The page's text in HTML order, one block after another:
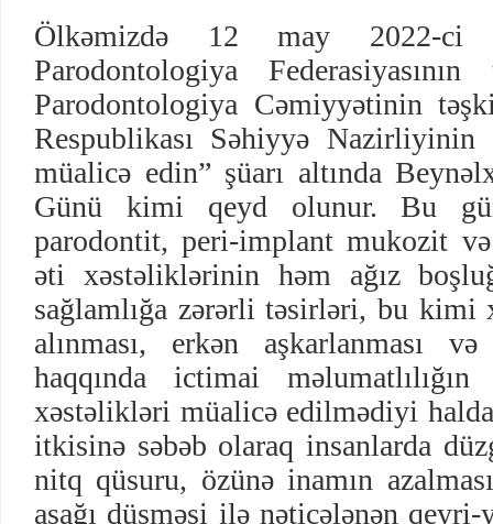
Ölkəmizdə 12 may 2022-
Parodontologiya Federasiyasının
Parodontologiya Cəmiyyətinin
Respublikası Səhiyyə
müalicə edin” şüarı altında
Günü kimi qeyd olunur. Bu
parodontit, peri-implant mukozit
əti xəstəliklərinin həm ağız
sağlamlığa zərərli təsirləri, bu kimi
alınması, erkən aşkarlanması
haqqında ictimai
xəstəlikləri müalicə edilmədiyi
itkisinə səbəb olaraq insanlarda
nitq qüsuru, özünə inamın
aşağı düşməsi ilə nəticələnən